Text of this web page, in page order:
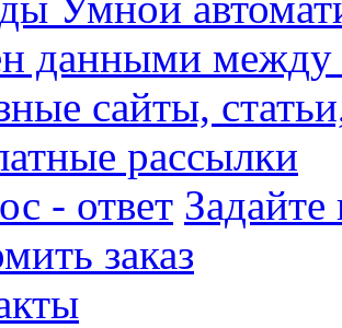
данными между
сайты,
рассылки
- ответ
заказ